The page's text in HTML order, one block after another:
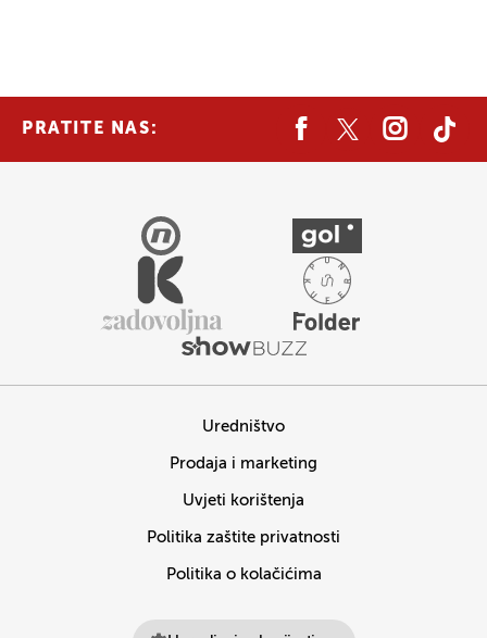
PRATITE NAS:
Uredništvo
Prodaja i marketing
Uvjeti korištenja
Politika zaštite privatnosti
Politika o kolačićima